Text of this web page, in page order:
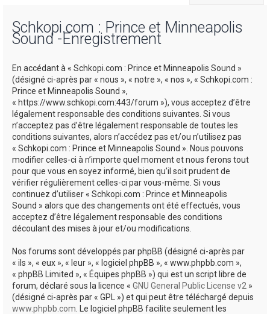
Schkopi.com : Prince et Minneapolis
Sound -Enregistrement
En accédant à « Schkopi.com : Prince et Minneapolis Sound »
(désigné ci-après par « nous », « notre », « nos », « Schkopi.com :
Prince et Minneapolis Sound »,
« https://www.schkopi.com:443/forum »), vous acceptez d’être
légalement responsable des conditions suivantes. Si vous
n’acceptez pas d’être légalement responsable de toutes les
conditions suivantes, alors n’accédez pas et/ou n’utilisez pas
« Schkopi.com : Prince et Minneapolis Sound ». Nous pouvons
modifier celles-ci à n’importe quel moment et nous ferons tout
pour que vous en soyez informé, bien qu’il soit prudent de
vérifier régulièrement celles-ci par vous-même. Si vous
continuez d’utiliser « Schkopi.com : Prince et Minneapolis
Sound » alors que des changements ont été effectués, vous
acceptez d’être légalement responsable des conditions
découlant des mises à jour et/ou modifications.
Nos forums sont développés par phpBB (désigné ci-après par
« ils », « eux », « leur », « logiciel phpBB », « www.phpbb.com »,
« phpBB Limited », « Équipes phpBB ») qui est un script libre de
forum, déclaré sous la licence « GNU General Public License v2 »
(désigné ci-après par « GPL ») et qui peut être téléchargé depuis
www.phpbb.com . Le logiciel phpBB facilite seulement les